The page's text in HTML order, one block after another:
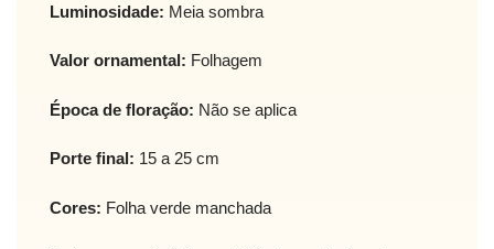
Luminosidade: Meia sombra
Valor ornamental: Folhagem
Época de floração: Não se aplica
Porte final: 15 a 25 cm
Cores: Folha verde manchada